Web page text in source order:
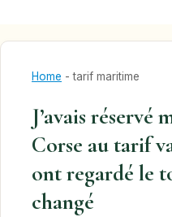
Home -tarif maritime
J’avais
Corse au tarif
ont regardé le
changé